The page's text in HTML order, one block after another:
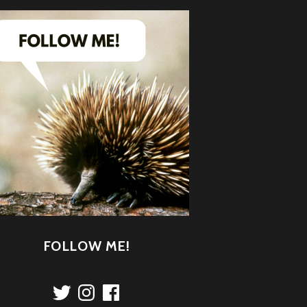
FOLLOW ME!
TwitterInstagramFacebook